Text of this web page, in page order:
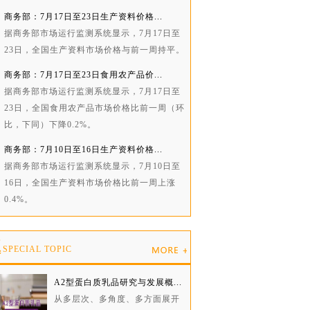
商务部：7月17日至23日生产资料价格...
据商务部市场运行监测系统显示，7月17日至
23日，全国生产资料市场价格与前一周持平。
商务部：7月17日至23日食用农产品价...
据商务部市场运行监测系统显示，7月17日至
23日，全国食用农产品市场价格比前一周（环
比，下同）下降0.2%。
商务部：7月10日至16日生产资料价格...
据商务部市场运行监测系统显示，7月10日至
16日，全国生产资料市场价格比前一周上涨
0.4%。
SPECIAL TOPIC
A2型蛋白质乳品研究与发展概...
从多层次、多角度、多方面展开